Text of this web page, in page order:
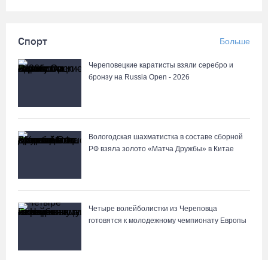
Спорт Больше
Череповецкие каратисты взяли серебро и
бронзу на Russia Open - 2026
Вологодская шахматистка в составе сборной
РФ взяла золото «Матча Дружбы» в Китае
Четыре волейболистки из Череповца
готовятся к молодежному чемпионату Европы